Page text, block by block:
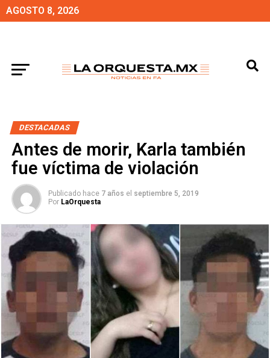
AGOSTO 8, 2026
DESTACADAS
Antes de morir, Karla también
fue víctima de violación
Publicado hace 7 años el septiembre 5, 2019
Por LaOrquesta